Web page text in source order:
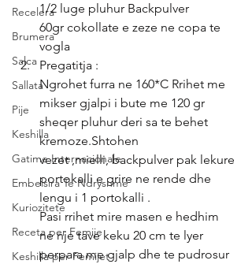
Recelera
Brumera
Salca
Sallata
Pije
Keshilla
Gatime Internacionale
Embelsira Te Ndryshme
Kuriozitete
Receta per Femije
Keshilla per Femijet
1/2 luge pluhur Backpulver
60gr cokollate e zeze ne copa te
vogla
Pregatitja :
Ngrohet furra ne 160*C Rrihet me
mikser gjalpi i bute me 120 gr
sheqer pluhur deri sa te behet
kremoze.Shtohen
vezet ,mielli, backpulver pak lekure
portokalli e grire ne rende dhe
lengu i 1 portokalli .
Pasi rrihet mire masen e hedhim
ne nje tave keku 20 cm te lyer
perpara me gjalp dhe te pudrosur